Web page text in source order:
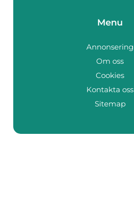
Menu
Annonsering
Om oss
Cookies
Kontakta oss
Sitemap